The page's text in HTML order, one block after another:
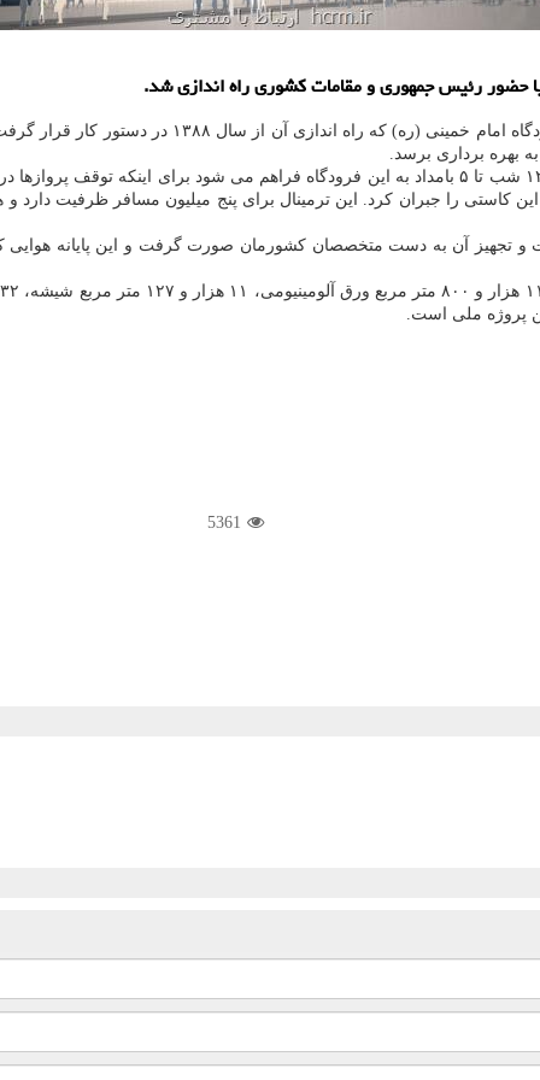
با حضور رئیس جمهوری و مقامات كشوری راه اندازی شد.
به گزارش ارتباط با مشتری به نقل از ایسنا، طرح
5361